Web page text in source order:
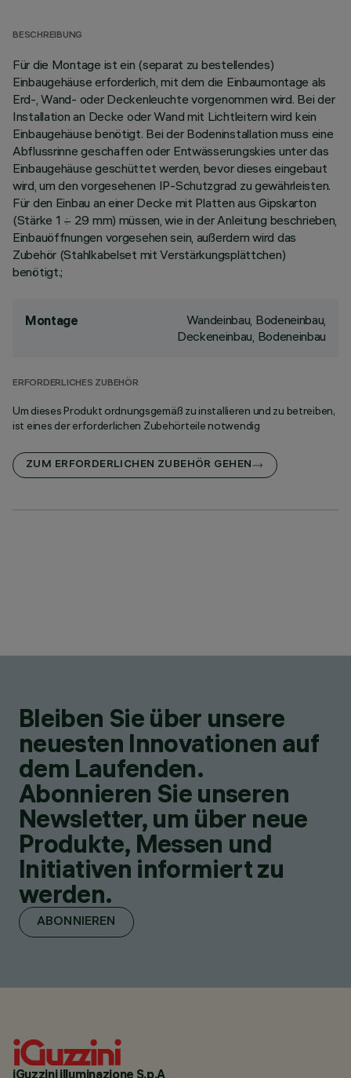
BESCHREIBUNG
Für die Montage ist ein (separat zu bestellendes)
Einbaugehäuse erforderlich, mit dem die Einbaumontage als
Erd-, Wand- oder Deckenleuchte vorgenommen wird. Bei der
Installation an Decke oder Wand mit Lichtleitern wird kein
Einbaugehäuse benötigt. Bei der Bodeninstallation muss eine
Abflussrinne geschaffen oder Entwässerungskies unter das
Einbaugehäuse geschüttet werden, bevor dieses eingebaut
wird, um den vorgesehenen IP-Schutzgrad zu gewährleisten.
Für den Einbau an einer Decke mit Platten aus Gipskarton
(Stärke 1 ÷ 29 mm) müssen, wie in der Anleitung beschrieben,
Einbauöffnungen vorgesehen sein, außerdem wird das
Zubehör (Stahlkabelset mit Verstärkungsplättchen)
benötigt.;
Montage
Wandeinbau, Bodeneinbau,
Deckeneinbau, Bodeneinbau
ERFORDERLICHES ZUBEHÖR
Um dieses Produkt ordnungsgemäß zu installieren und zu betreiben,
ist eines der erforderlichen Zubehörteile notwendig
ZUM ERFORDERLICHEN ZUBEHÖR GEHEN
Bleiben Sie über unsere
neuesten Innovationen auf
dem Laufenden.
Abonnieren Sie unseren
Newsletter, um über neue
Produkte, Messen und
Initiativen informiert zu
werden.
ABONNIEREN
iGuzzini illuminazione S.p.A